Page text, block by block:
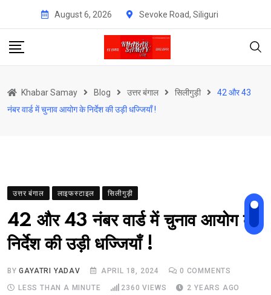
content
August 6, 2026 Sevoke Road, Siliguri
Khabar Samay Blog उत्तर बंगाल सिलीगुड़ी
42 और 43
नंबर वार्ड में चुनाव आयोग के निर्देश की उड़ी धज्जियाँ !
उत्तर बंगाल लाइफस्टाइल सिलीगुड़ी
42 और 43 नंबर वार्ड में चुनाव आयोग के
निर्देश की उड़ी धज्जियाँ !
BYGAYATRI YADAV APRIL 18, 2024 0 COMMENTS
LESS THAN A MINUTE
2360 VIEWS 2 YEARS AGO